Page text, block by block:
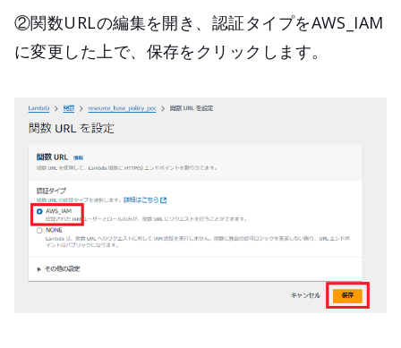
②関数URLの編集を開き、認証タイプをAWS_IAM
に変更した上で、保存をクリックします。